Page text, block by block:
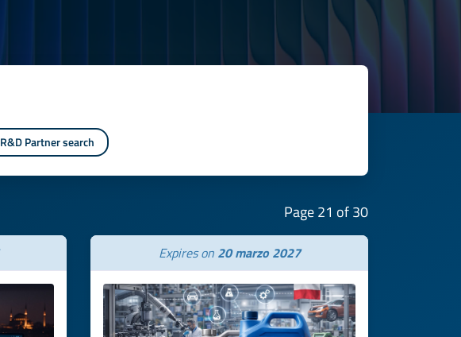
R&D Partner search
Page 21 of 30
Expires on 20 marzo 2027